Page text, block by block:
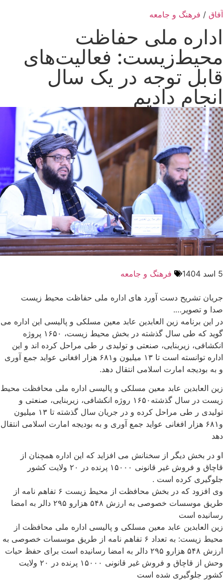
آفاق / فرهنگ و جامعه
اداره ملی حفاظت
محیط‌زیست: فعالیت‌های
قابل توجه در یک سال
انجام دادیم
5 اسد 1404 فرهنگ و جامعه
جریان تشریح دست آورد های اداره ملی حفاظت محیط زیست
صدا و تصویر….
در این برنامه زین العابدین عابد معین مسلکی و پالیسی این اداره می
گوید که طی سال گذشته در بخش محیط زیست، ۱۶۵۰ پروژه
انکشافی، زیربنایی، صنعتی و تولیدی ر طی مراحل کرده اند و این
اداره توانسته است تا ۱۳ میلیون و۶۸۱ هزار افغانی عواید جمع آوری
و به بودیجه امارت اسلامی انتقال دهد.
زین العابدین عابد معین مسلکی و پالیسی اداره ملی محافظت محیط
زیست در سال گذشته۱۶۵۰ روژه انکشافی، زیربنایی، صنعتی و
تولیدی ر طی مراحل کرده و در جریان سال گذشته تا ۱۳ میلیون
و۶۸۱ هزار افغانی عواید جمع آوری و به بودیجه امارت اسلامی انتقال
دهد
او در بخش دیگر از سخنانش می افزاید که این اداره همچنان از
قاچاق و فروش غیر قانونی ۱۵۰۰۰ پرنده در ۲۰ ولایت کشور
جلوگیری کرده است .
وی افزود که در بخش محافظت از محیط زیست ۶ تفاهم نامه از
طریق موسسات خصوصی به ارزش ۵۴۸ هزارو ۲۹۵ دالر به امضا
رسانیده است
زین العابدین عابد معین مسلکی و پالیسی اداره ملی محافظت از
محیط زیست: به تعداد ۶ تفاهم نامه از طریق موسسات خصوصی به
ارزش ۵۴۸ هزارو ۲۹۵ دالر به امضا رسانیده است برای حفظ حیات
وحش از قاچاق و فروش غیر قانونی ۱۵۰۰۰ پرنده در ۲۰ ولایت
کشور جلوگیری شده است